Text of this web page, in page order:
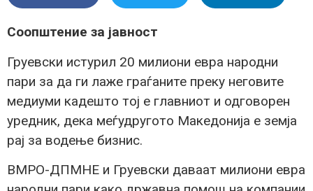
Соопштение за јавност
Груевски истурил 20 милиони евра народни
пари за да ги лаже граѓаните преку неговите
медиуми кадешто тој е главниот и одговорен
уредник, дека меѓудругото Македонија е земја
рај за водење бизнис.
ВМРО-ДПМНЕ и Груевски даваат милиони евра